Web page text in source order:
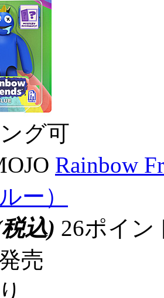
グ可
Rainbow
ー）
込) 26ポイ
売